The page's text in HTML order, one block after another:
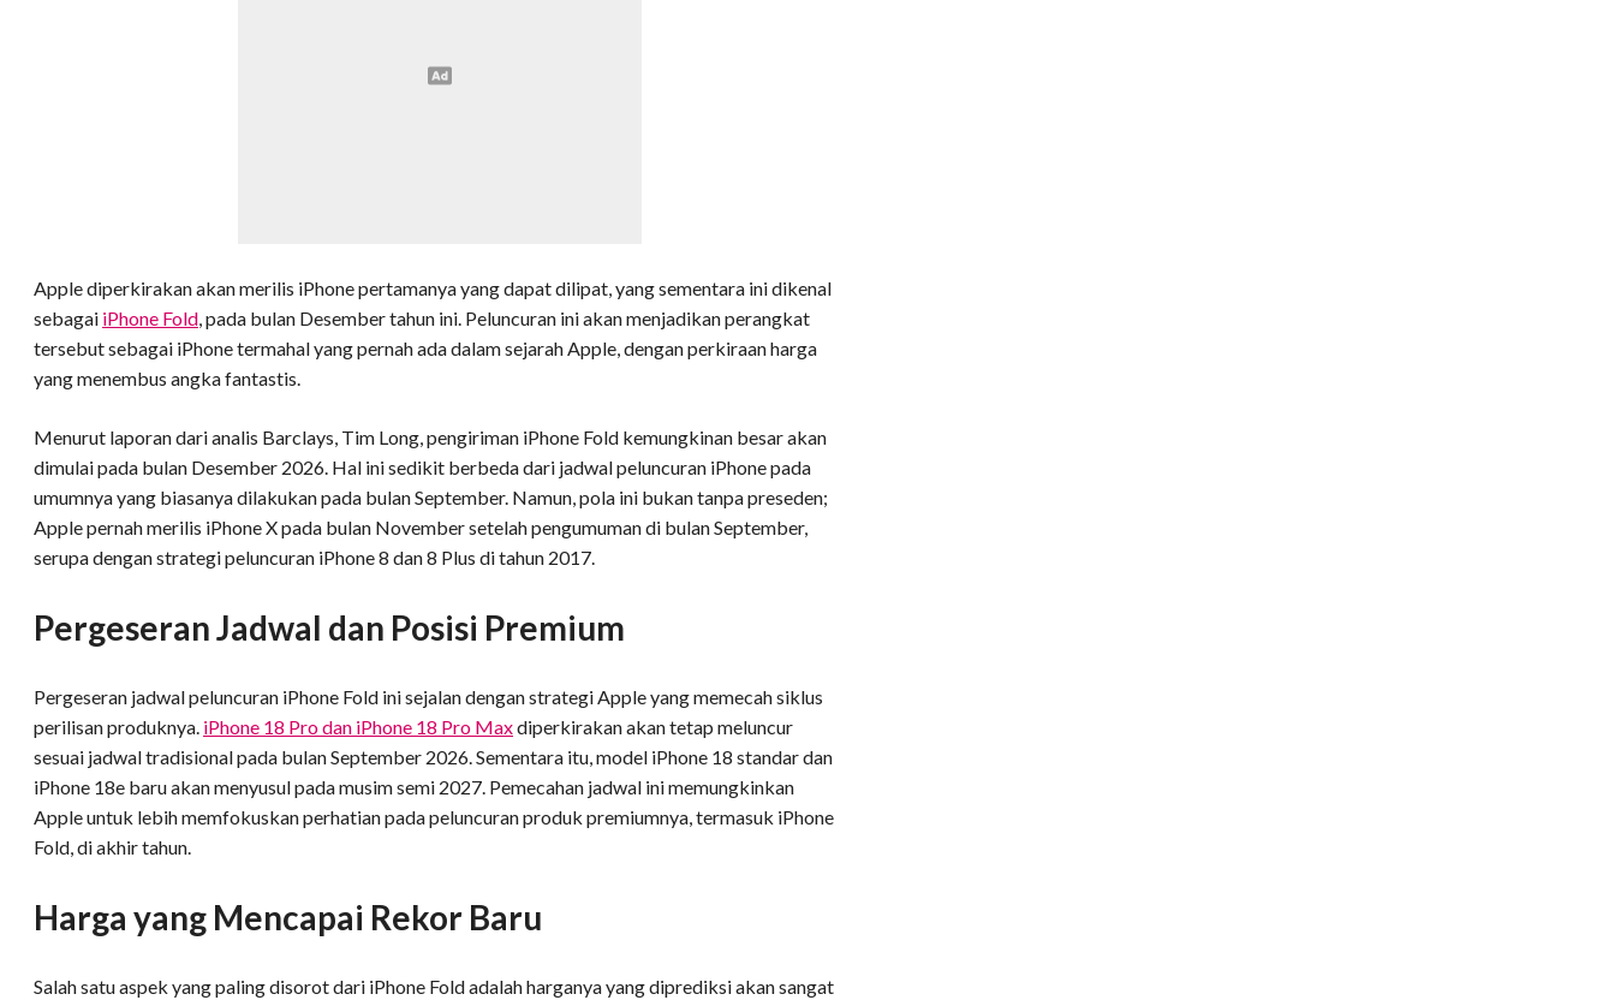
Apple diperkirakan akan merilis iPhone pertamanya yang dapat dilipat, yang sementara ini dikenal
sebagai iPhone Fold , pada bulan Desember tahun ini. Peluncuran ini akan menjadikan perangkat
tersebut sebagai iPhone termahal yang pernah ada dalam sejarah Apple, dengan perkiraan harga
yang menembus angka fantastis.
Menurut laporan dari analis Barclays, Tim Long, pengiriman iPhone Fold kemungkinan besar akan
dimulai pada bulan Desember 2026. Hal ini sedikit berbeda dari jadwal peluncuran iPhone pada
umumnya yang biasanya dilakukan pada bulan September. Namun, pola ini bukan tanpa preseden;
Apple pernah merilis iPhone X pada bulan November setelah pengumuman di bulan September,
serupa dengan strategi peluncuran iPhone 8 dan 8 Plus di tahun 2017.
Pergeseran Jadwal dan Posisi Premium
Pergeseran jadwal peluncuran iPhone Fold ini sejalan dengan strategi Apple yang memecah siklus
perilisan produknya. iPhone 18 Pro dan iPhone 18 Pro Maxdiperkirakan akan tetap meluncur
sesuai jadwal tradisional pada bulan September 2026. Sementara itu, model iPhone 18 standar dan
iPhone 18e baru akan menyusul pada musim semi 2027. Pemecahan jadwal ini memungkinkan
Apple untuk lebih memfokuskan perhatian pada peluncuran produk premiumnya, termasuk iPhone
Fold, di akhir tahun.
Harga yang Mencapai Rekor Baru
Salah satu aspek yang paling disorot dari iPhone Fold adalah harganya yang diprediksi akan sangat